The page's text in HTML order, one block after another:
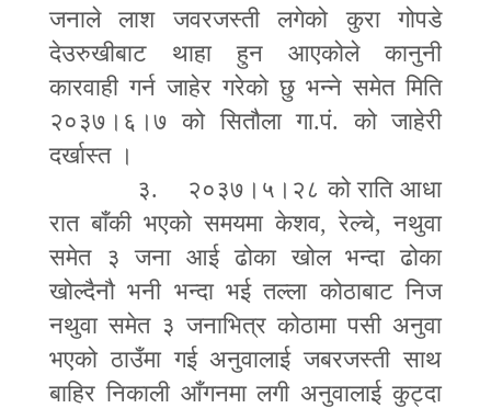
जनाले लाश जवरजस्ती लगेको कुरा गोपडे
देउरुखीबाट थाहा हुन आएकोले कानुनी
कारवाही गर्न जाहेर गरेको छु भन्ने समेत मिति
२०३७।६।७ को सितौला गा.पं. को जाहेरी
दर्खास्त ।
३. २०३७।५।२८ को राति आधा
रात बाँकी भएको समयमा केशव,रेल्चे,नथुवा
समेत ३ जना आई ढोका खोल भन्दा ढोका
खोल्दैनौ भनी भन्दा भई तल्ला कोठाबाट निज
नथुवा समेत ३ जनाभित्र कोठामा पसी अनुवा
भएको ठाउँमा गई अनुवालाई जबरजस्ती साथ
बाहिर निकाली आँगनमा लगी अनुवालाई कुट्दा